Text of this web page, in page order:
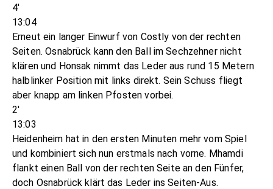
4'
13:04
Erneut ein langer Einwurf von Costly von der rechten
Seiten. Osnabrück kann den Ball im Sechzehner nicht
klären und Honsak nimmt das Leder aus rund 15 Metern
halblinker Position mit links direkt. Sein Schuss fliegt
aber knapp am linken Pfosten vorbei.
2'
13:03
Heidenheim hat in den ersten Minuten mehr vom Spiel
und kombiniert sich nun erstmals nach vorne. Mhamdi
flankt einen Ball von der rechten Seite an den Fünfer,
doch Osnabrück klärt das Leder ins Seiten-Aus.